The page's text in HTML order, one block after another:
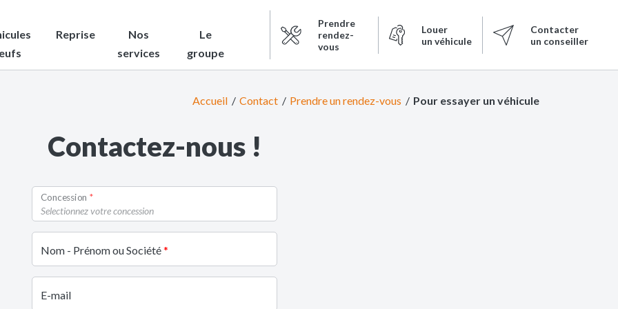
Reprise
Nos
services
Le
groupe
Prendre
rendez-
vous
Louer
un véhicule
Contacter
un conseiller
Accueil Contact Prendre un rendez-vous Pour essayer un véhicule
Contactez-nous !
Selectionnez votre concession
Concession
Nom - Prénom ou Société
E-mail